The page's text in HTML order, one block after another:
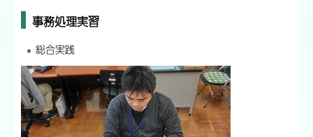
事務処理実習
総合実践